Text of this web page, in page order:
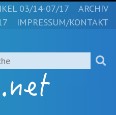
03/14-07/17
ARCHIV
IMPRESSUM/KONTAKT